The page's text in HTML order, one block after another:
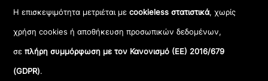
Η επισκεψιμότητα μετριέται μεcookieless στατιστικά, χωρίς
χρήση cookies ή αποθήκευση προσωπικών δεδομένων,
σεπλήρη συμμόρφωση με τον Κανονισμό (ΕΕ) 2016/679
(GDPR).